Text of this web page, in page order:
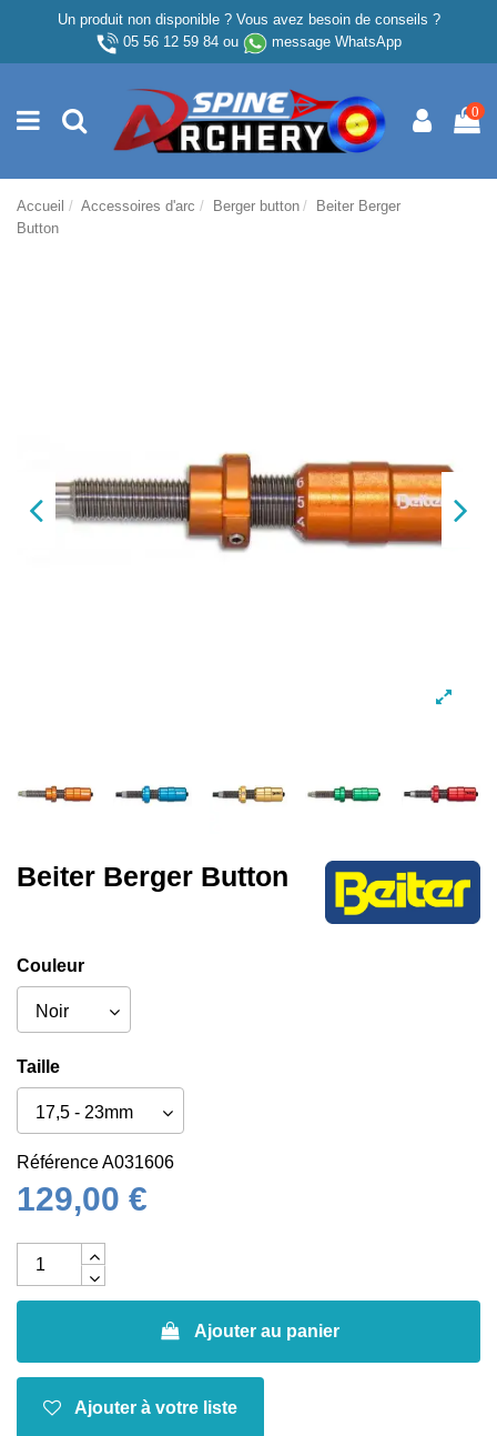
Un produit non disponible ? Vous avez besoin de conseils ?
05 56 12 59 84ou message WhatsApp
0
Accueil Accessoires d'arc Berger button
Beiter Berger
Button
Beiter Berger Button
Couleur
Taille
RéférenceA031606
129,00 €
Ajouter au panier